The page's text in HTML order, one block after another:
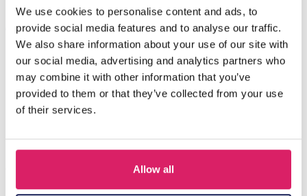
We use cookies to personalise content and ads, to
provide social media features and to analyse our traffic.
We also share information about your use of our site with
our social media, advertising and analytics partners who
may combine it with other information that you’ve
provided to them or that they’ve collected from your use
of their services.
Allow all
Andere kauften auch